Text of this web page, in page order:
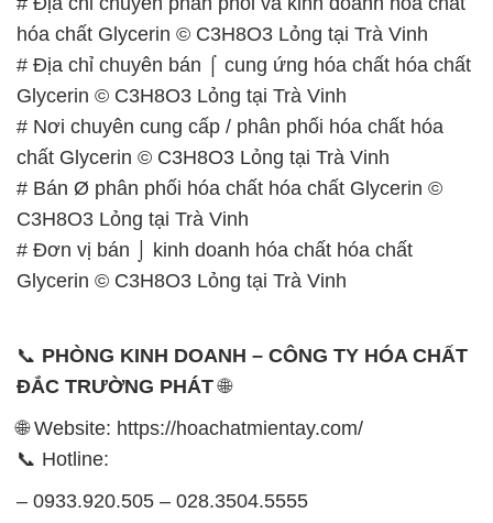
chất Glycerin © C3H8O3 Lỏng tại Trà Vinh
# Bán Ø phân phối hóa chất hóa chất Glycerin ©
C3H8O3 Lỏng tại Trà Vinh
# Đơn vị bán ⌡ kinh doanh hóa chất hóa chất
Glycerin © C3H8O3 Lỏng tại Trà Vinh
📞PHÒNG KINH DOANH – CÔNG TY HÓA CHẤT
ĐẮC TRƯỜNG PHÁT🌐
🌐 Website: https://hoachatmientay.com/
– 0933.920.505 – 028.3504.5555
028.3756.1841- 028.3756.1842
0902.765.866